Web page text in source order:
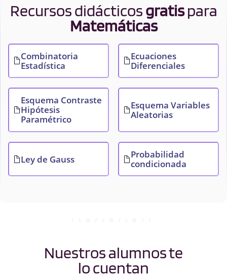
Recursos didácticosgratispara
Matemáticas
Combinatoria
Estadística
Ecuaciones
Diferenciales
Esquema Contraste
Hipótesis
Paramétrico
Esquema Variables
Aleatorias
Ley de Gauss
Probabilidad
condicionada
Nuestros alumnos te
lo cuentan